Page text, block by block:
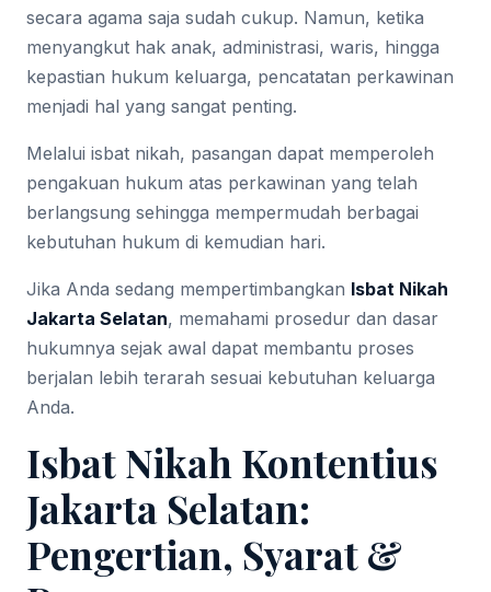
secara agama saja sudah cukup. Namun, ketika
menyangkut hak anak, administrasi, waris, hingga
kepastian hukum keluarga, pencatatan perkawinan
menjadi hal yang sangat penting.
Melalui isbat nikah, pasangan dapat memperoleh
pengakuan hukum atas perkawinan yang telah
berlangsung sehingga mempermudah berbagai
kebutuhan hukum di kemudian hari.
Jika Anda sedang mempertimbangkan Isbat Nikah
Jakarta Selatan, memahami prosedur dan dasar
hukumnya sejak awal dapat membantu proses
berjalan lebih terarah sesuai kebutuhan keluarga
Anda.
Isbat Nikah Kontentius
Jakarta Selatan:
Pengertian, Syarat &